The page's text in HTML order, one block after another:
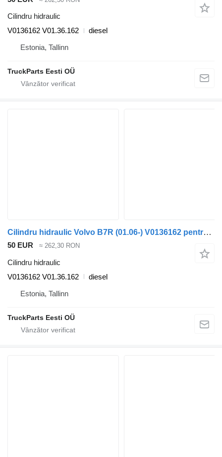
Cilindru hidraulic
V0136162 V01.36.162
diesel
Estonia, Tallinn
TruckParts Eesti OÜ
Cilindru hidraulic Volvo B7R (01.06-) V0136162 pentru autobuz Volvo B7, B8, B9, B12 bus (2005-)
50 EUR ≈ 262,30 RON
Cilindru hidraulic
V0136162 V01.36.162
diesel
Estonia, Tallinn
TruckParts Eesti OÜ